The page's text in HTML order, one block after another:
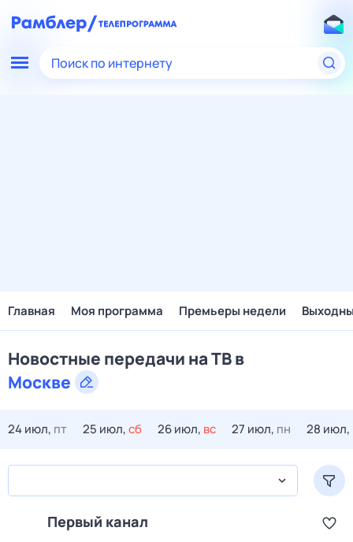
Поиск по интернету
Главная Моя программа Премьеры недели
Новостные передачи на ТВ в
Москве
24 июл, пт 25 июл,сб 26 июл, вс 27 июл, пн 28 июл,
Первый канал